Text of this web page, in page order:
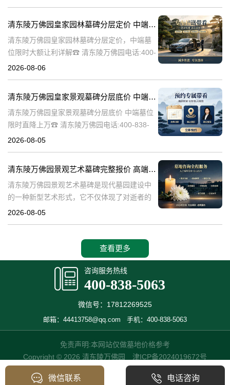
清
清东陵万佛园皇家园林墓碑分层定价 中端墓位限时大额让利详解
清东陵万佛园皇家园林墓碑分层定价，中端墓
位限时大额让利详解☎ 清东陵万佛园电话:400-
838-5063清东陵万佛园，作为中国历史上著名
2026-08-06
清东陵万佛园皇家景观墓碑分层底价 中端墓位限时直降上万
清东陵万佛园皇家景观墓碑分层底价 中端墓位
限时直降上万☎ 清东陵万佛园电话:400-838-
5063清东陵万佛园，作为中国历史上著名的皇
2026-08-05
清东陵万佛园景观艺术墓碑完整报价 高端墓型大额直降活动详解
清东陵万佛园景观艺术墓碑是现代墓园建设中
的一种新型艺术形式，它不仅体现了对逝者的
尊重和缅怀，更是一种文化艺术的传承。本文
2026-08-05
查看更多
咨询服务热线
400-838-5063
微信号：17812269525
邮箱：44413758@qq.com 手机：400-838-5063
免责声明:本网站仅做墓地价格参考
Copyright © 2026 清东陵万佛园 津ICP备2024019672号
微信联系 电话咨询